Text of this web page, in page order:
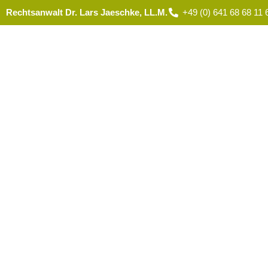
Rechtsanwalt Dr. Lars Jaeschke, LL.M. +49 (0) 641 68 68 11